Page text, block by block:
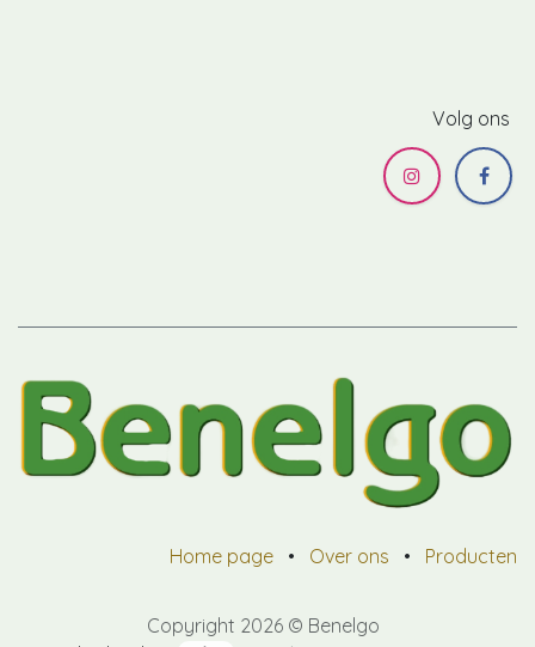
Volg ons
Home page • Over ons • Producten
Copyright 2026 © Benelgo